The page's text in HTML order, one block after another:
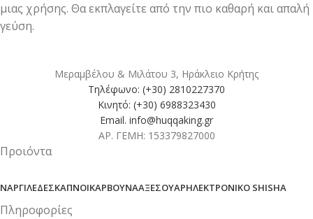
μιας χρήσης. Θα εκπλαγείτε από την πιο καθαρή και απαλή
γεύση.
Μεραμβέλου & Μιλάτου 3, Ηράκλειο Κρήτης
Τηλέφωνο: (+30) 2810227370
Κινητό: (+30) 6988323430
Email. info@huqqaking.gr
ΑΡ. ΓΕΜΗ: 153379827000
Προιόντα
ΝΑΡΓΙΛΈΔΕΣΚΑΠΝΟΊΚΆΡΒΟΥΝΑΑΞΕΣΟΥΆΡΗΛΕΚΤΡΟΝΙΚΌ SHISHA
Πληροφορίες